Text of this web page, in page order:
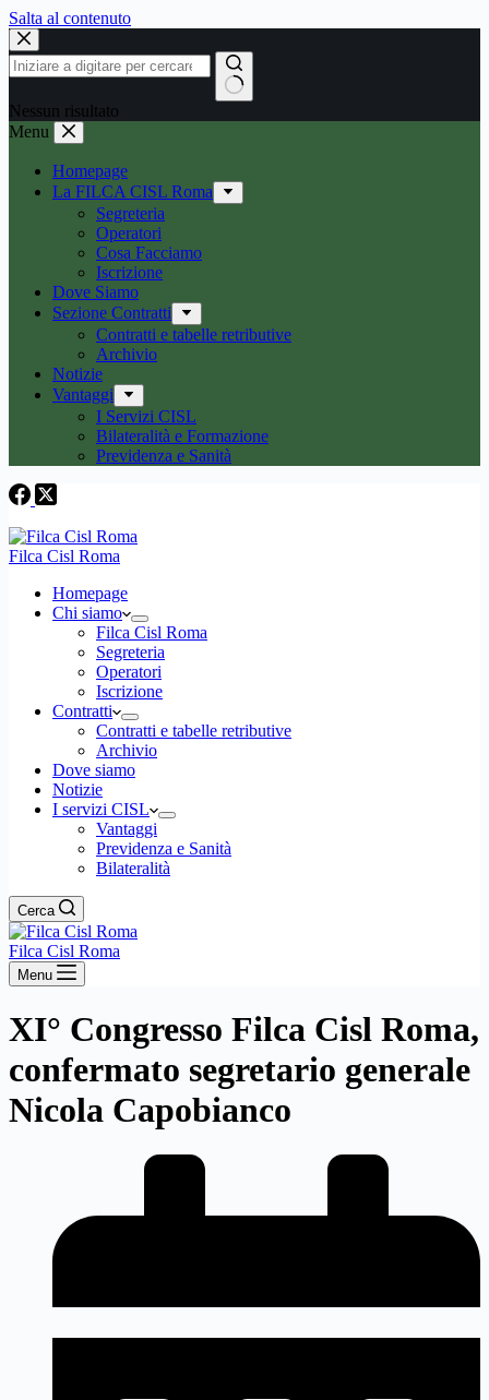
Salta al contenuto
Nessun risultato
Menu
Homepage
La FILCA CISL Roma
Segreteria
Operatori
Cosa Facciamo
Iscrizione
Dove Siamo
Sezione Contratti
Contratti e tabelle retributive
Archivio
Notizie
Vantaggi
I Servizi CISL
Bilateralità e Formazione
Previdenza e Sanità
Filca Cisl Roma
Homepage
Chi siamo
Filca Cisl Roma
Segreteria
Operatori
Iscrizione
Contratti
Contratti e tabelle retributive
Archivio
Dove siamo
Notizie
I servizi CISL
Vantaggi
Previdenza e Sanità
Bilateralità
Cerca
Filca Cisl Roma
Menu
XI° Congresso Filca Cisl Roma,
confermato segretario generale
Nicola Capobianco